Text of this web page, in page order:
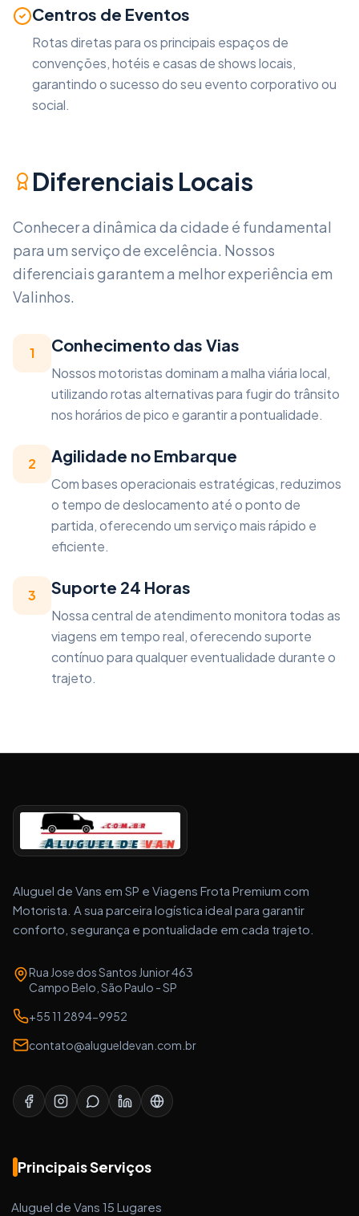
Centros de Eventos
Rotas diretas para os principais espaços de
convenções, hotéis e casas de shows locais,
garantindo o sucesso do seu evento corporativo ou
social.
Diferenciais Locais
Conhecer a dinâmica da cidade é fundamental
para um serviço de excelência. Nossos
diferenciais garantem a melhor experiência em
Valinhos.
1 Conhecimento das Vias
Nossos motoristas dominam a malha viária local,
utilizando rotas alternativas para fugir do trânsito
nos horários de pico e garantir a pontualidade.
2 Agilidade no Embarque
Com bases operacionais estratégicas, reduzimos
o tempo de deslocamento até o ponto de
partida, oferecendo um serviço mais rápido e
eficiente.
3 Suporte 24 Horas
Nossa central de atendimento monitora todas as
viagens em tempo real, oferecendo suporte
contínuo para qualquer eventualidade durante o
trajeto.
Aluguel de Vans em SP e Viagens Frota Premium com
Motorista. A sua parceira logística ideal para garantir
conforto, segurança e pontualidade em cada trajeto.
Rua Jose dos Santos Junior 463
Campo Belo, São Paulo - SP
+55 11 2894-9952
contato@alugueldevan.com.br
Principais Serviços
Aluguel de Vans 15 Lugares